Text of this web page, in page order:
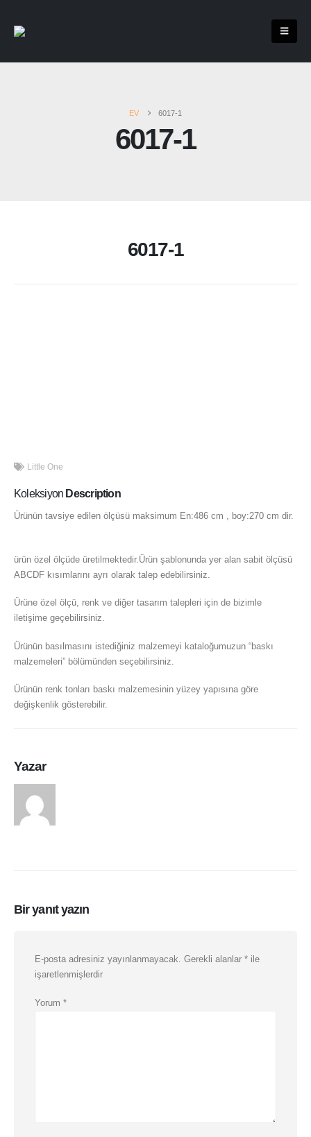
EV 6017-1
6017-1
6017-1
Little One
Koleksiyon Description
Ürünün tavsiye edilen ölçüsü maksimum En:486 cm , boy:270 cm dir.
ürün özel ölçüde üretilmektedir.Ürün şablonunda yer alan sabit ölçüsü
ABCDF kısımlarını ayrı olarak talep edebilirsiniz.
Ürüne özel ölçü, renk ve diğer tasarım talepleri için de bizimle
iletişime geçebilirsiniz.
Ürünün basılmasını istediğiniz malzemeyi kataloğumuzun “baskı
malzemeleri” bölümünden seçebilirsiniz.
Ürünün renk tonları baskı malzemesinin yüzey yapısına göre
değişkenlik gösterebilir.
Yazar
Bir yanıt yazın
E-posta adresiniz yayınlanmayacak. Gerekli alanlar * ile
işaretlenmişlerdir
Yorum *